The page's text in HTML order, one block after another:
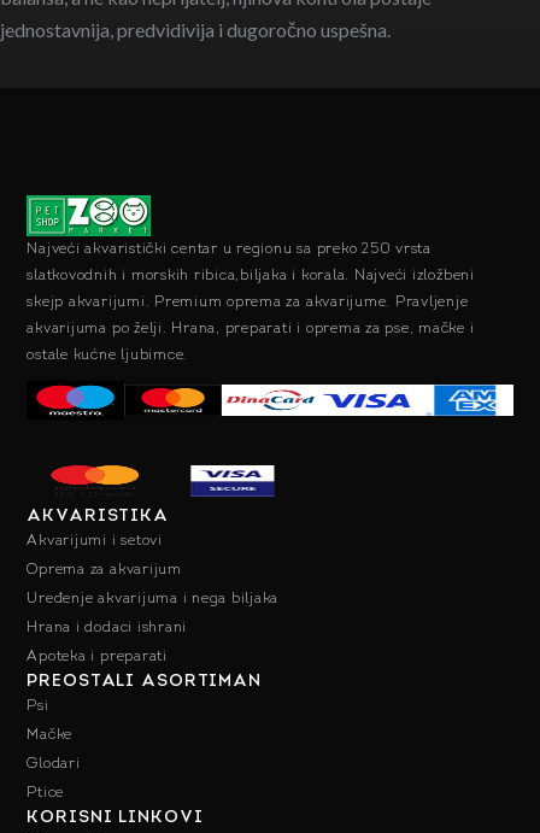
jednostavnija, predvidivija i dugoročno uspešna.
Najveći akvaristički centar u regionu sa preko 250 vrsta
slatkovodnih i morskih ribica,biljaka i korala. Najveći izložbeni
skejp akvarijumi. Premium oprema za akvarijume. Pravljenje
akvarijuma po želji. Hrana, preparati i oprema za pse, mačke i
ostale kućne ljubimce.
AKVARISTIKA
Akvarijumi i setovi
Oprema za akvarijum
Uređenje akvarijuma i nega biljaka
Hrana i dodaci ishrani
Apoteka i preparati
PREOSTALI ASORTIMAN
Psi
Mačke
Glodari
Ptice
KORISNI LINKOVI